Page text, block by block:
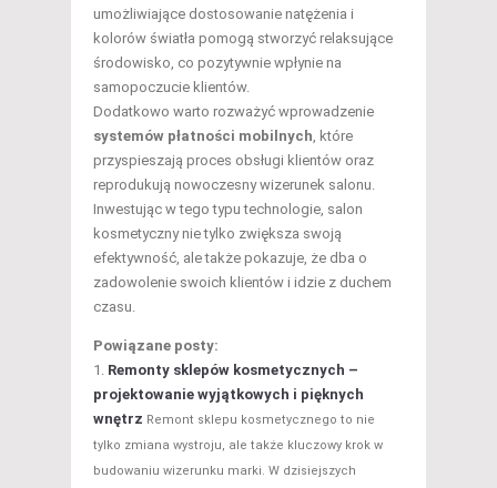
umożliwiające dostosowanie natężenia i
kolorów światła pomogą stworzyć relaksujące
środowisko, co pozytywnie wpłynie na
samopoczucie klientów.
Dodatkowo warto rozważyć wprowadzenie
systemów płatności mobilnych, które
przyspieszają proces obsługi klientów oraz
reprodukują nowoczesny wizerunek salonu.
Inwestując w tego typu technologie, salon
kosmetyczny nie tylko zwiększa swoją
efektywność, ale także pokazuje, że dba o
zadowolenie swoich klientów i idzie z duchem
czasu.
Powiązane posty:
Remonty sklepów kosmetycznych –
projektowanie wyjątkowych i pięknych
wnętrz Remont sklepu kosmetycznego to nie
tylko zmiana wystroju, ale także kluczowy krok w
budowaniu wizerunku marki. W dzisiejszych